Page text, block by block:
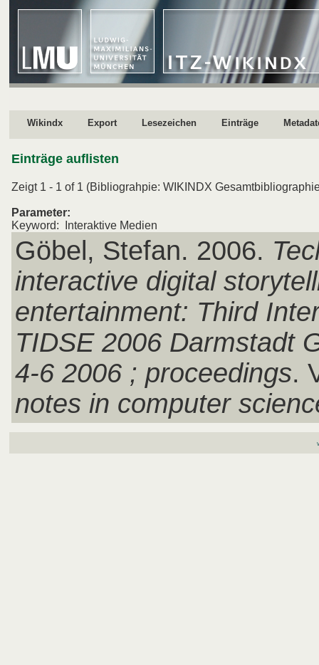
Wikindx Export Lesezeichen Einträge
Einträge auflisten
Zeigt 1 - 1 of 1 (Bibliograhpie: WIKINDX
Parameter:
Keyword: Interaktive Medien
Göbel, Stefan. 2006.
interactive digital
entertainment: Third
TIDSE 2006 Darmstadt
4-6 2006 ; proceedings.
notes in computer